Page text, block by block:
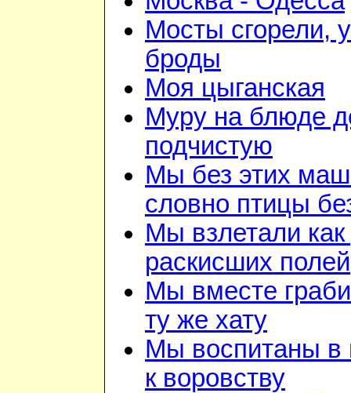
Мосты сгорели,
броды
Моя цыганская
Муру на блюде
подчистую
Мы без этих
словно птицы
Мы взлетали как
раскисших полей
Мы вместе
ту же хату
Мы воспитаны в
к воровству